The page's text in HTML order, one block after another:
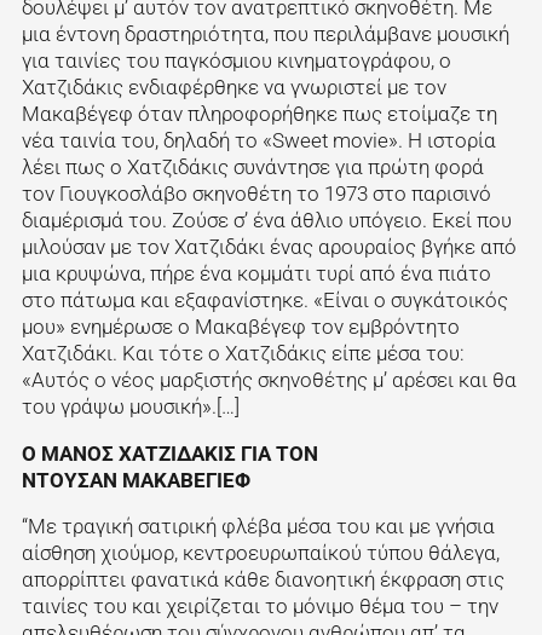
δουλέψει μ’ αυτόν τον ανατρεπτικό σκηνοθέτη. Με
μια έντονη δραστηριότητα, που περιλάμβανε μουσική
για ταινίες του παγκόσμιου κινηματογράφου, ο
Χατζιδάκις ενδιαφέρθηκε να γνωριστεί με τον
Μακαβέγεφ όταν πληροφορήθηκε πως ετοίμαζε τη
νέα ταινία του, δηλαδή το «Sweet movie». Η ιστορία
λέει πως ο Χατζιδάκις συνάντησε για πρώτη φορά
τον Γιουγκοσλάβο σκηνοθέτη το 1973 στο παρισινό
διαμέρισμά του. Ζούσε σ’ ένα άθλιο υπόγειο. Εκεί που
μιλούσαν με τον Χατζιδάκι ένας αρουραίος βγήκε από
μια κρυψώνα, πήρε ένα κομμάτι τυρί από ένα πιάτο
στο πάτωμα και εξαφανίστηκε. «Είναι ο συγκάτοικός
μου» ενημέρωσε ο Μακαβέγεφ τον εμβρόντητο
Χατζιδάκι. Και τότε ο Χατζιδάκις είπε μέσα του:
«Αυτός ο νέος μαρξιστής σκηνοθέτης μ’ αρέσει και θα
του γράψω μουσική».[…]
Ο ΜΑΝΟΣ ΧΑΤΖΙΔΑΚΙΣ ΓΙΑ ΤΟΝ
ΝΤΟΥΣΑΝ ΜΑΚΑΒΕΓΙΕΦ
“Με τραγική σατιρική φλέβα μέσα του και με γνήσια
αίσθηση χιούμορ, κεντροευρωπαίκού τύπου θάλεγα,
απορρίπτει φανατικά κάθε διανοητική έκφραση στις
ταινίες του και χειρίζεται το μόνιμο θέμα του – την